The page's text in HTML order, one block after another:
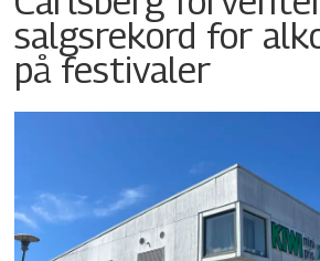
salgsrekord for
på festivaler